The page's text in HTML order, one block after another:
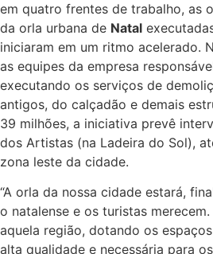
em quatro frentes de trabalho, as
da orla urbana de Natal
iniciaram em um ritmo acelerado.
as equipes da empresa
executando os serviços de
antigos, do calçadão e demais
39 milhões, a iniciativa prevê
dos Artistas (na Ladeira do Sol),
zona leste da cidade.
“A orla da nossa cidade estará,
o natalense e os turistas
aquela região, dotando os
alta qualidade e necessária para